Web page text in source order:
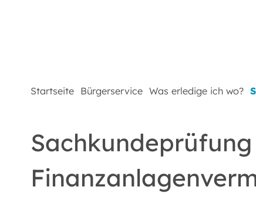
Startseite Bürgerservice Was erledige ich wo?